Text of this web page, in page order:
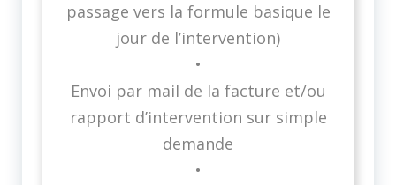
passage vers la formule basique le
jour de l’intervention)
•
Envoi par mail de la facture et/ou
rapport d’intervention sur simple
demande
•